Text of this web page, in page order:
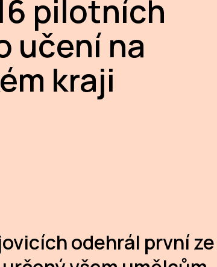
pilotních
učení na
kraji
odehrál první ze